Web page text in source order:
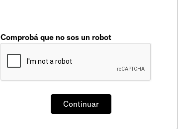
Comprobá que no sos un robot